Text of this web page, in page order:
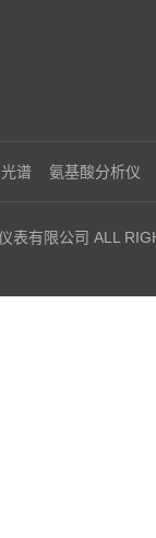
谱 氨基酸分析仪
表有限公司 ALL